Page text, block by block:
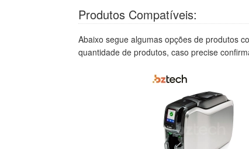
Produtos Compatíveis:
Abaixo segue algumas opções de produtos
quantidade de produtos, caso precise